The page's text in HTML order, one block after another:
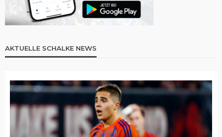
AKTUELLE SCHALKE NEWS